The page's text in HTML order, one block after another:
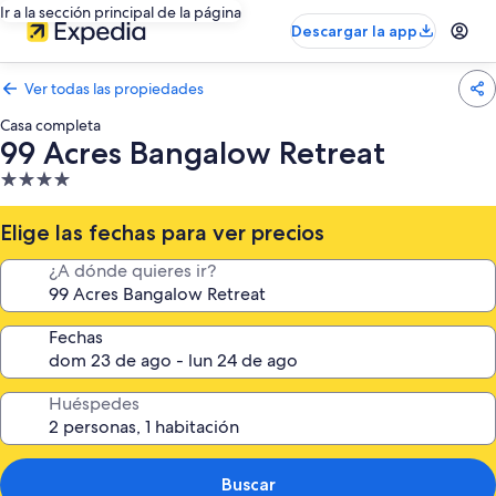
Ir a la sección principal de la página
Descargar la app
Ver todas las propiedades
Casa completa
99 Acres Bangalow Retreat
Propiedad
de
4.0
estrellas
Elige las fechas para ver precios
¿A dónde quieres ir?
Fechas
Huéspedes
Buscar